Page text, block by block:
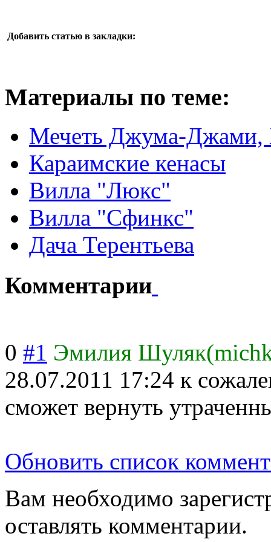
Добавить статью в закладки:
Материалы по теме:
Мечеть Джума-
Караимские кенасы
Вилла "Люкс"
Вилла "Сфинкс"
Дача Терентьева
Комментарии
0 #1 Эмилия
28.07.2011 17:24 к
сможет вернуть
Обновить список
Вам необходимо
оставлять комментарии.